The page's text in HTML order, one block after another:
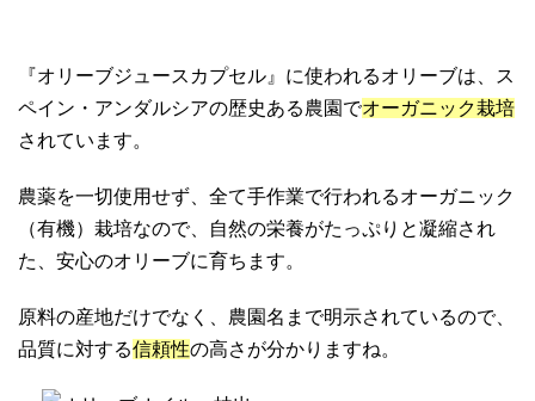
『オリーブジュースカプセル』に使われるオリーブは、ス
ペイン・アンダルシアの歴史ある農園でオーガニック栽培
されています。
農薬を一切使用せず、全て手作業で行われるオーガニック
（有機）栽培なので、自然の栄養がたっぷりと凝縮され
た、安心のオリーブに育ちます。
原料の産地だけでなく、農園名まで明示されているので、
品質に対する信頼性の高さが分かりますね。